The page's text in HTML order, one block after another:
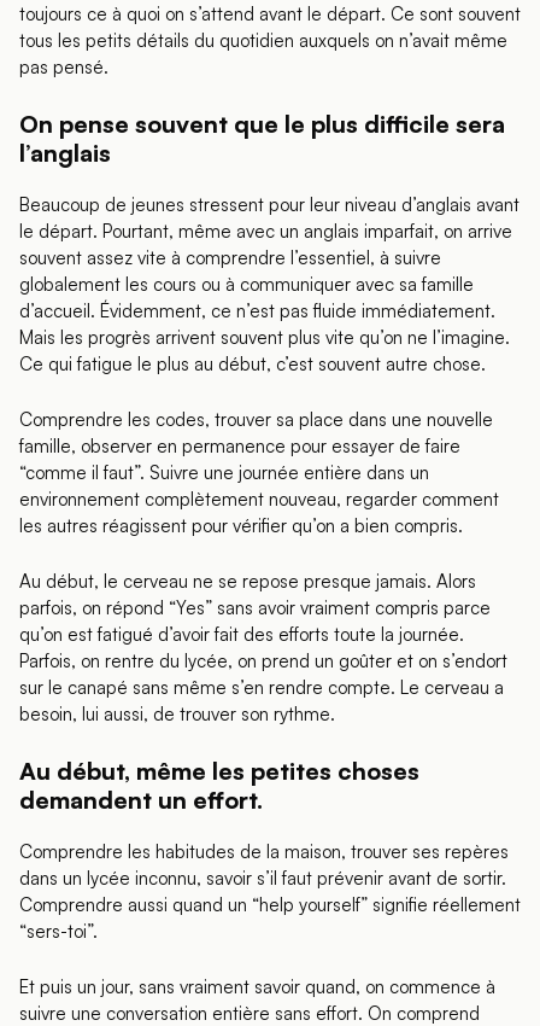
toujours ce à quoi on s’attend avant le départ. Ce sont souvent
tous les petits détails du quotidien auxquels on n’avait même
pas pensé.
On pense souvent que le plus difficile sera
l’anglais
Beaucoup de jeunes stressent pour leur niveau d’anglais avant
le départ. Pourtant, même avec un anglais imparfait, on arrive
souvent assez vite à comprendre l’essentiel, à suivre
globalement les cours ou à communiquer avec sa famille
d’accueil. Évidemment, ce n’est pas fluide immédiatement.
Mais les progrès arrivent souvent plus vite qu’on ne l’imagine.
Ce qui fatigue le plus au début, c’est souvent autre chose.
Comprendre les codes, trouver sa place dans une nouvelle
famille, observer en permanence pour essayer de faire
“comme il faut”. Suivre une journée entière dans un
environnement complètement nouveau, regarder comment
les autres réagissent pour vérifier qu’on a bien compris.
Au début, le cerveau ne se repose presque jamais. Alors
parfois, on répond “Yes” sans avoir vraiment compris parce
qu’on est fatigué d’avoir fait des efforts toute la journée.
Parfois, on rentre du lycée, on prend un goûter et on s’endort
sur le canapé sans même s’en rendre compte. Le cerveau a
besoin, lui aussi, de trouver son rythme.
Au début, même les petites choses
demandent un effort.
Comprendre les habitudes de la maison, trouver ses repères
dans un lycée inconnu, savoir s’il faut prévenir avant de sortir.
Comprendre aussi quand un “help yourself” signifie réellement
“sers-toi”.
Et puis un jour, sans vraiment savoir quand, on commence à
suivre une conversation entière sans effort. On comprend